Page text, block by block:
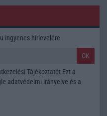
ingyenes hírlevelére
OK
Tájékoztatót Ezt a
adatvédelmi irányelve és a